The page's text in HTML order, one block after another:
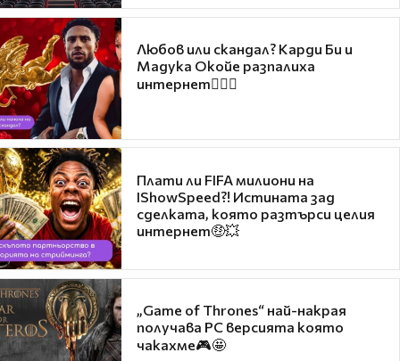
Любов или скандал? Карди Би и
Мадука Окойе разпалиха
интернет❤️‍🔥🔥
Плати ли FIFA милиони на
IShowSpeed?! Истината зад
сделката, която разтърси целия
интернет🤑💥
„Game of Thrones“ най-накрая
получава PC версията която
чакахме🎮🤩